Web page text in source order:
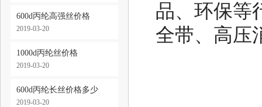
600d丙纶高强丝价格
2019-03-20
1000d丙纶丝价格
2019-03-20
600d丙纶长丝价格多少
2019-03-20
品、环保等
全带、高压